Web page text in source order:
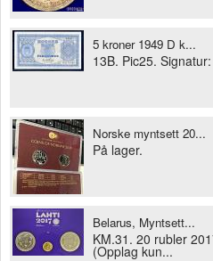
5 kroner 1949 D k...
13B. Pic25.
Norske myntsett 20...
På lager.
Belarus, Myntsett...
KM.31. 20 rubler
(Opplag kun...